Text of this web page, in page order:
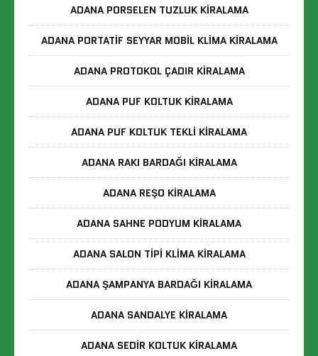
ADANA PORSELEN TUZLUK KIRALAMA
ADANA PORTATIF SEYYAR MOBIL KLIMA KIRALAMA
ADANA PROTOKOL ÇADIR KIRALAMA
ADANA PUF KOLTUK KIRALAMA
ADANA PUF KOLTUK TEKLI KIRALAMA
ADANA RAKI BARDAĞI KIRALAMA
ADANA REŞO KIRALAMA
ADANA SAHNE PODYUM KIRALAMA
ADANA SALON TIPI KLIMA KIRALAMA
ADANA ŞAMPANYA BARDAĞI KIRALAMA
ADANA SANDALYE KIRALAMA
ADANA SEDIR KOLTUK KIRALAMA